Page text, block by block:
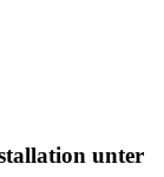
unter